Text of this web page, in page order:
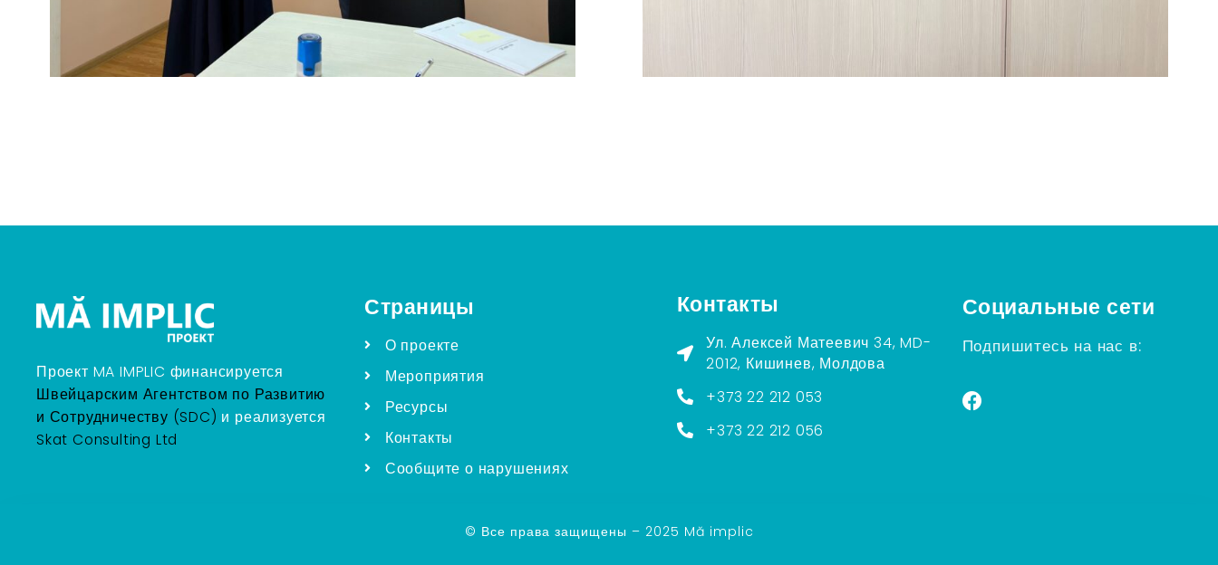
Проект MA IMPLIC финансируется
Швейцарским Агентством по Развитию
и Сотрудничеству (SDC) и реализуется
Skat Consulting Ltd
Страницы
О проекте
Мероприятия
Ресурсы
Контакты
Сообщите о нарушениях
Контакты
Ул. Алексей Матеевич 34, MD-
2012, Кишинев, Молдова
+373 22 212 053
+373 22 212 056
Социальные сети
Подпишитесь на нас в:
© Все права защищены – 2025 Mă implic